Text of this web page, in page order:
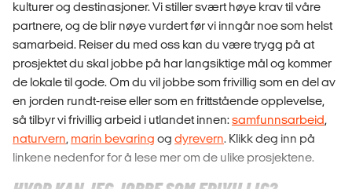
kulturer og destinasjoner. Vi stiller svært høye krav til våre
partnere, og de blir nøye vurdert før vi inngår noe som helst
samarbeid. Reiser du med oss kan du være trygg på at
prosjektet du skal jobbe på har langsiktige mål og kommer
de lokale til gode. Om du vil jobbe som frivillig som en del av
en jorden rundt-reise eller som en frittstående opplevelse,
så tilbyr vi frivillig arbeid i utlandet innen:samfunnsarbeid,
naturvern, marin bevaring og dyrevern. Klikk deg inn på
linkene nedenfor for å lese mer om de ulike prosjektene.